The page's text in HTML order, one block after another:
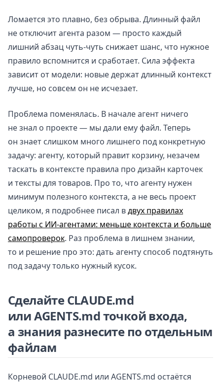
Ломается это плавно, без обрыва. Длинный файл
не отключит агента разом — просто каждый
лишний абзац чуть-чуть снижает шанс, что нужное
правило вспомнится и сработает. Сила эффекта
зависит от модели: новые держат длинный контекст
лучше, но совсем он не исчезает.
Проблема поменялась. В начале агент ничего
не знал о проекте — мы дали ему файл. Теперь
он знает слишком много лишнего под конкретную
задачу: агенту, который правит корзину, незачем
таскать в контексте правила про дизайн карточек
и тексты для товаров. Про то, что агенту нужен
минимум полезного контекста, а не весь проект
целиком, я подробнее писал вдвух правилах
работы с ИИ-агентами: меньше контекста и больше
самопроверок. Раз проблема в лишнем знании,
то и решение про это: дать агенту способ подтянуть
под задачу только нужный кусок.
Сделайте CLAUDE.md
или AGENTS.md точкой входа,
а знания разнесите по отдельным
файлам
Корневой CLAUDE.md или AGENTS.md остаётся